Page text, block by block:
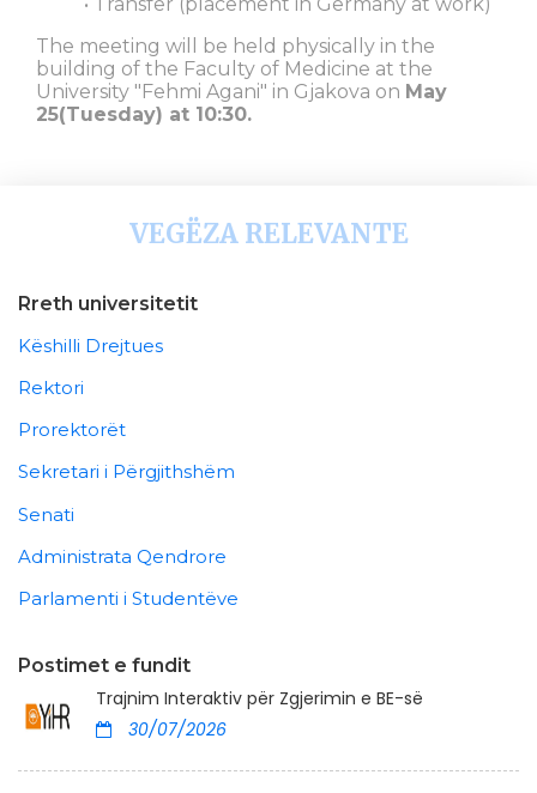
The meeting will be held physically in the
building of the Faculty of Medicine at the
University "Fehmi Agani" in Gjakova on May
25(Tuesday) at 10:30.
VEGËZA RELEVANTE
Rreth universitetit
Këshilli Drejtues
Rektori
Prorektorët
Sekretari i Përgjithshëm
Senati
Administrata Qendrore
Parlamenti i Studentëve
Postimet e fundit
Trajnim Interaktiv për Zgjerimin e BE-së
30/07/2026